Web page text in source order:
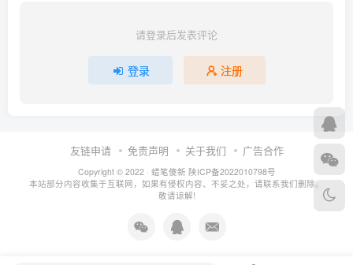
请登录后发表评论
登录 注册
友链申请 免责声明 关于我们 广告合作
Copyright © 2022 · 蜡笔傻新 陕ICP备2022010798号
本站部分内容收集于互联网，如果有侵权内容、不妥之处，请联系我们删除。
敬请谅解!